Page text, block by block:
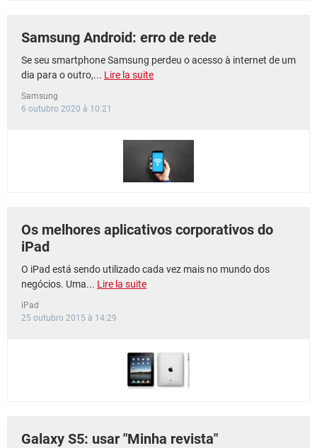
Samsung Android: erro de rede
Se seu smartphone Samsung perdeu o acesso à internet de um
dia para o outro,... Lire la suite
Samsung
6 outubro 2020 à 10:21
Os melhores aplicativos corporativos do
iPad
O iPad está sendo utilizado cada vez mais no mundo dos
negócios. Uma... Lire la suite
iPad
25 outubro 2015 à 14:29
Galaxy S5: usar "Minha revista"